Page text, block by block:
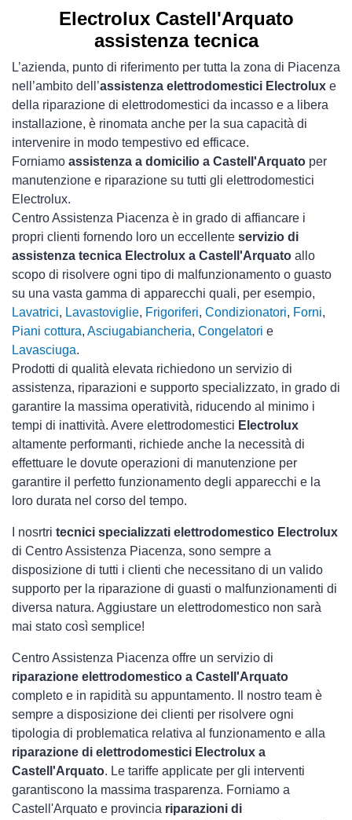
Electrolux Castell'Arquato
assistenza tecnica
L’azienda, punto di riferimento per tutta la zona di Piacenza
nell’ambito dell’assistenza elettrodomestici Electrolux e
della riparazione di elettrodomestici da incasso e a libera
installazione, è rinomata anche per la sua capacità di
intervenire in modo tempestivo ed efficace.
Forniamo assistenza a domicilio a Castell'Arquato per
manutenzione e riparazione su tutti gli elettrodomestici
Electrolux.
Centro Assistenza Piacenza è in grado di affiancare i
propri clienti fornendo loro un eccellente servizio di
assistenza tecnica Electrolux a Castell'Arquato allo
scopo di risolvere ogni tipo di malfunzionamento o guasto
su una vasta gamma di apparecchi quali, per esempio,
Lavatrici, Lavastoviglie, Frigoriferi, Condizionatori, Forni,
Piani cottura, Asciugabiancheria, Congelatori e
Lavasciuga.
Prodotti di qualità elevata richiedono un servizio di
assistenza, riparazioni e supporto specializzato, in grado di
garantire la massima operatività, riducendo al minimo i
tempi di inattività. Avere elettrodomestici Electrolux
altamente performanti, richiede anche la necessità di
effettuare le dovute operazioni di manutenzione per
garantire il perfetto funzionamento degli apparecchi e la
loro durata nel corso del tempo.
I nosrtri tecnici specializzati elettrodomestico Electrolux
di Centro Assistenza Piacenza, sono sempre a
disposizione di tutti i clienti che necessitano di un valido
supporto per la riparazione di guasti o malfunzionamenti di
diversa natura. Aggiustare un elettrodomestico non sarà
mai stato così semplice!
Centro Assistenza Piacenza offre un servizio di
riparazione elettrodomestico a Castell'Arquato
completo e in rapidità su appuntamento. Il nostro team è
sempre a disposizione dei clienti per risolvere ogni
tipologia di problematica relativa al funzionamento e alla
riparazione di elettrodomestici Electrolux a
Castell'Arquato. Le tariffe applicate per gli interventi
garantiscono la massima trasparenza. Forniamo a
Castell'Arquato e provincia riparazioni di